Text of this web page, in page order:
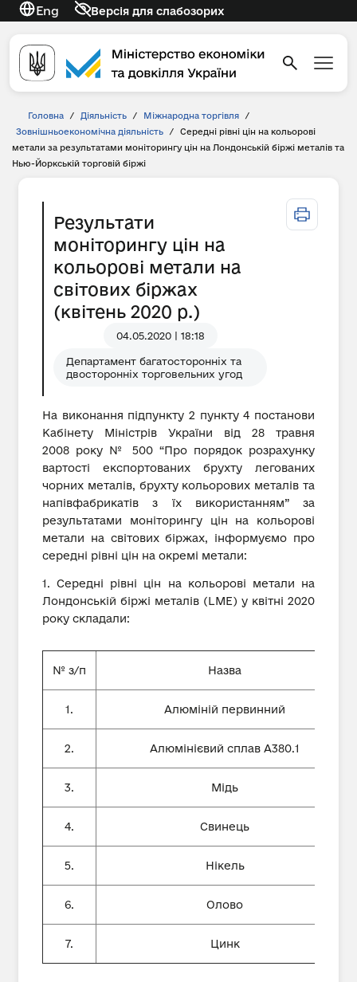
Eng Версія для слабозорих
Головна / Діяльність / Міжнародна торгівля
/
Зовнішньоекономічна діяльність
/
Середні рівні цін на кольорові
метали за результатами моніторингу цін на Лондонській біржі металів та
Нью-Йоркській торговій біржі
Результати
моніторингу цін на
кольорові метали на
світових біржах
(квітень 2020 р.)
04.05.2020 | 18:18
Департамент багатосторонніх та
двосторонніх торговельних угод
На виконання підпункту 2 пункту 4 постанови
Кабінету Міністрів України від 28 травня
2008 року № 500 “Про порядок розрахунку
вартості експортованих брухту легованих
чорних металів, брухту кольорових металів та
напівфабрикатів з їх використанням” за
результатами моніторингу цін на кольорові
метали на світових біржах, інформуємо про
середні рівні цін на окремі метали:
1. Середні рівні цін на кольорові метали на
Лондонській біржі металів (LME) у квітні 2020
року складали:
№ з/п Назва
1. Алюміній первинний
2. Алюмінієвий сплав А380.1
3. Мідь
4. Свинець
5. Нікель
6. Олово
7. Цинк